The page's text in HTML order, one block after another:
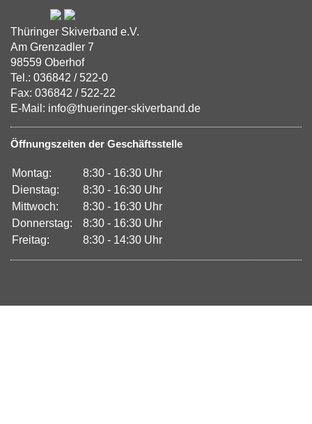
Thüringer Skiverband e.V.
Am Grenzadler 7
98559 Oberhof
Tel.: 036842 / 522-0
Fax: 036842 / 522-22
E-Mail: info@thueringer-skiverband.de
Öffnungszeiten der Geschäftsstelle
Montag:
8:30 - 16:30 Uhr
Dienstag:
8:30 - 16:30 Uhr
Mittwoch:
8:30 - 16:30 Uhr
Donnerstag:
8:30 - 16:30 Uhr
Freitag:
8:30 - 14:30 Uhr